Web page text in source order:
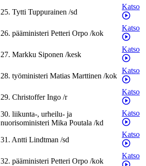
25. Tytti Tuppurainen /sd
Katso
26. pääministeri Petteri Orpo /kok
Katso
27. Markku Siponen /kesk
Katso
28. työministeri Matias Marttinen /kok
Katso
29. Christoffer Ingo /r
Katso
30. liikunta-, urheilu- ja
nuorisoministeri Mika Poutala /kd
Katso
31. Antti Lindtman /sd
Katso
32. pääministeri Petteri Orpo /kok
Katso